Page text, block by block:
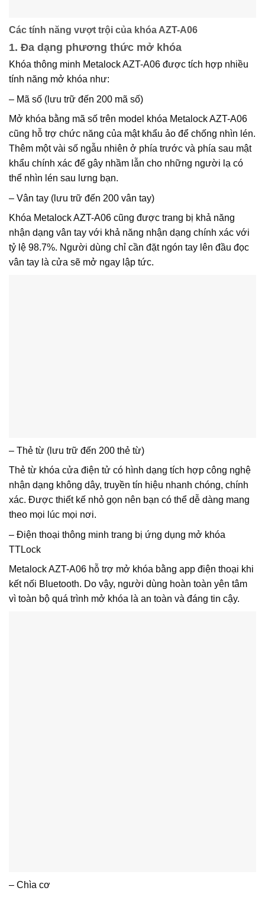
Các tính năng vượt trội của khóa AZT-A06
1. Đa dạng phương thức mở khóa
Khóa thông minh Metalock AZT-A06 được tích hợp nhiều
tính năng mở khóa như:
– Mã số (lưu trữ đến 200 mã số)
Mở khóa bằng mã số trên model khóa Metalock AZT-A06
cũng hỗ trợ chức năng của mật khẩu ảo để chống nhìn lén.
Thêm một vài số ngẫu nhiên ở phía trước và phía sau mật
khẩu chính xác để gây nhầm lẫn cho những người lạ có
thể nhìn lén sau lưng bạn.
– Vân tay (lưu trữ đến 200 vân tay)
Khóa Metalock AZT-A06 cũng được trang bị khả năng
nhận dạng vân tay với khả năng nhận dạng chính xác với
tỷ lệ 98.7%. Người dùng chỉ cần đặt ngón tay lên đầu đọc
vân tay là cửa sẽ mở ngay lập tức.
– Thẻ từ (lưu trữ đến 200 thẻ từ)
Thẻ từ khóa cửa điện tử có hình dạng tích hợp công nghệ
nhận dạng không dây, truyền tín hiệu nhanh chóng, chính
xác. Được thiết kế nhỏ gọn nên bạn có thể dễ dàng mang
theo mọi lúc mọi nơi.
– Điện thoại thông minh trang bị ứng dụng mở khóa
TTLock
Metalock AZT-A06 hỗ trợ mở khóa bằng app điện thoại khi
kết nối Bluetooth. Do vậy, người dùng hoàn toàn yên tâm
vì toàn bộ quá trình mở khóa là an toàn và đáng tin cậy.
– Chìa cơ